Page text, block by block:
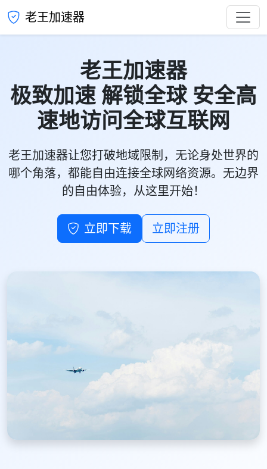
老王加速器
老王加速器
极致加速 解锁全球 安全高
速地访问全球互联网
老王加速器让您打破地域限制，无论身处世界的
哪个角落，都能自由连接全球网络资源。无边界
的自由体验，从这里开始！
立即下载 立即注册